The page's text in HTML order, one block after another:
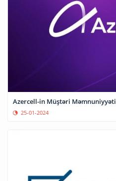
Azercell-in Müştəri
25-01-2024